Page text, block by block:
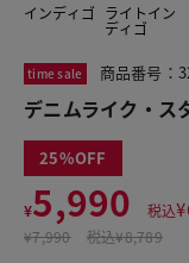
インディゴ ライトイン
ディゴ
time sale 商品番号：
デニムライク・ス
25
¥5,990 税込¥
¥7,990 税込¥8,789
この商品をシェア
デニ